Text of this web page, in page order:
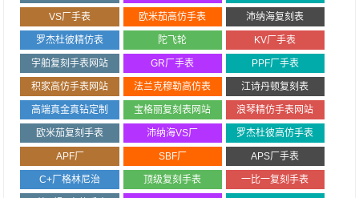
VS厂手表 欧米茄高仿手表 沛纳海复刻表
罗杰杜彼精仿表 陀飞轮 KV厂手表
宇舶复刻手表网站 GR厂手表 PPF厂手表
积家高仿手表网站 法兰克穆勒高仿表 江诗丹顿复刻表
高端真金真钻定制 宝格丽复刻表网站 浪琴精仿手表网站
欧米茄复刻手表 沛纳海VS厂 罗杰杜彼高仿手表
APF厂 SBF厂 APS厂手表
C+厂格林尼治 顶级复刻手表 一比一复刻手表